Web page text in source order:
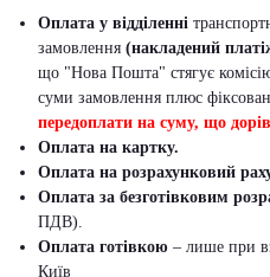
Оплата у відділенні
замовлення (накладений
що "Нова Пошта" стягує
суми замовлення плюс
передоплати на суму, що
Оплата на картку.
Оплата на розрахунковий
Оплата за безготівковим
ПДВ).
Оплата готівкою – лише при
Київ